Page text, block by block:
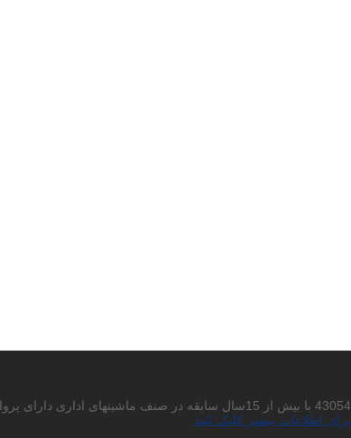
احتراما به استحضار میرساند شرکت پردیس چاپگر باران سهامی خاص به شماره ثبت
برای اطلاعات بیشتر کلیک کنید